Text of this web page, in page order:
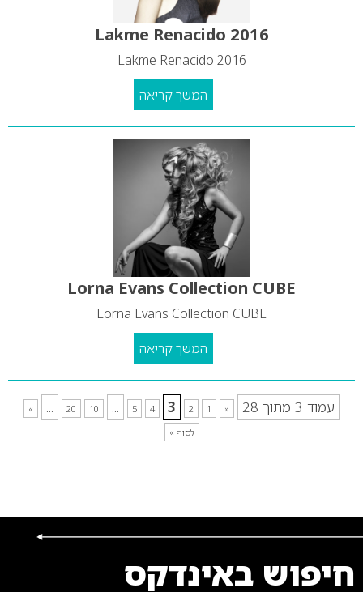
Lakme Renacido 2016
Lakme Renacido 2016
המשך קריאה
Lorna Evans Collection CUBE
Lorna Evans Collection CUBE
המשך קריאה
עמוד 3 מתוך 28 «
1
2
3
4
5
...
10
20
...
»
לסוף »
חיפוש באינדקס